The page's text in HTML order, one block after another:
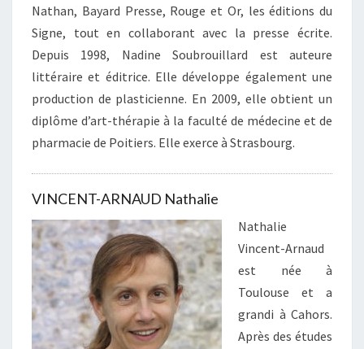
Nathan, Bayard Presse, Rouge et Or, les éditions du
Signe, tout en collaborant avec la presse écrite.
Depuis 1998, Nadine Soubrouillard est auteure
littéraire et éditrice. Elle développe également une
production de plasticienne. En 2009, elle obtient un
diplôme d’art-thérapie à la faculté de médecine et de
pharmacie de Poitiers. Elle exerce à Strasbourg.
VINCENT-ARNAUD Nathalie
Nathalie
Vincent-Arnaud
est née à
Toulouse et a
grandi à Cahors.
Après des études